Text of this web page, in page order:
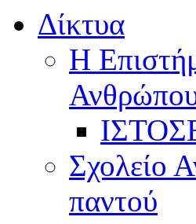
Δίκτυα
Η
Σχολείο
παντού